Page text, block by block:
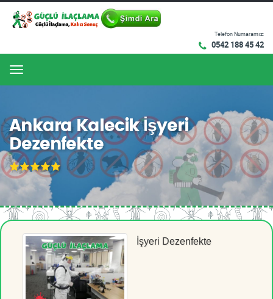
Telefon Numaramız:
0542 188 45 42
Menu
Ankara Kalecik İşyeri
Dezenfekte
İşyeri Dezenfekte